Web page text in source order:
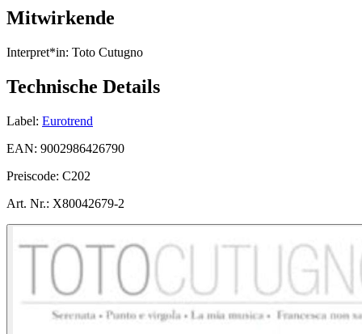
Mitwirkende
Interpret*in: Toto Cutugno
Technische Details
Label: Eurotrend
EAN: 9002986426790
Preiscode: C202
Art. Nr.: X80042679-2